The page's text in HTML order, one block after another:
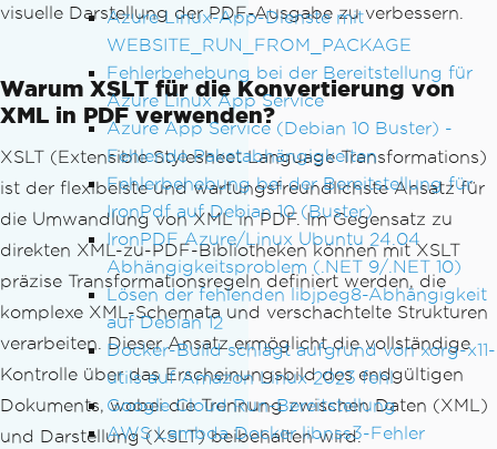
Azure Linux-App-Dienste mit
WEBSITE_RUN_FROM_PACKAGE
Fehlerbehebung bei der Bereitstellung für
Azure Linux App Service
Azure App Service (Debian 10 Buster) -
Fehlende Paketabhängigkeiten
Fehlerbehebung bei der Bereitstellung für
IronPdf auf Debian 10 (Buster)
IronPDF Azure/Linux Ubuntu 24.04
Abhängigkeitsproblem (.NET 9/.NET 10)
Lösen der fehlenden libjpeg8-Abhängigkeit
auf Debian 12
Docker-Build schlägt aufgrund von xorg-x11-
utils auf Amazon Linux 2023 fehl
Google Cloud Run-Bereitstellung
AWS Lambda Docker libnss3-Fehler
visuelle Darstellung der PDF-Ausgabe zu verbessern.
Warum XSLT für die Konvertierung von
XML in PDF verwenden?
XSLT (Extensible Stylesheet Language Transformations)
ist der flexibelste und wartungsfreundlichste Ansatz für
die Umwandlung von XML in PDF. Im Gegensatz zu
direkten XML-zu-PDF-Bibliotheken können mit XSLT
präzise Transformationsregeln definiert werden, die
komplexe XML-Schemata und verschachtelte Strukturen
verarbeiten. Dieser Ansatz ermöglicht die vollständige
Kontrolle über das Erscheinungsbild des endgültigen
Dokuments, wobei die Trennung zwischen Daten (XML)
und Darstellung (XSLT) beibehalten wird.